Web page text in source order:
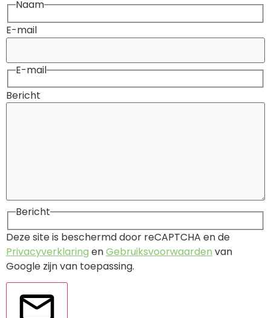
Naam
E-mail
E-mail
Bericht
Bericht
Deze site is beschermd door reCAPTCHA en de
Privacyverklaring enGebruiksvoorwaarden van
Google zijn van toepassing.